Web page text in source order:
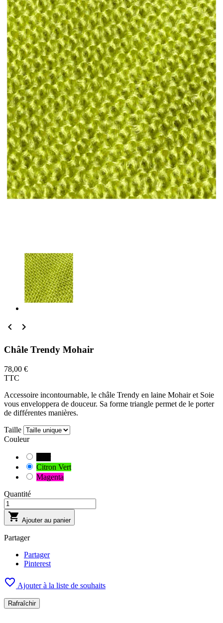
 
Châle Trendy Mohair
78,00 €
TTC
Accessoire incontournable, le châle Trendy en laine Mohair et Soie
vous enveloppera de douceur. Sa forme triangle permet de le porter
de différentes manières.
Taille
Couleur
Citron Vert
Magenta
Quantité
 Ajouter au panier
Partager
Partager
Pinterest
 Ajouter à la liste de souhaits